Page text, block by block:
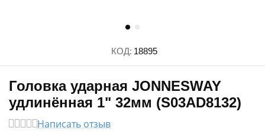
КОД: 18895
Головка ударная JONNESWAY
удлинённая 1" 32мм (S03AD8132)
Написать отзыв